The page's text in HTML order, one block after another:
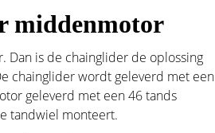
middenmotor
Dan is de chainglider de oplossing
chainglider wordt geleverd met een
geleverd met een 46 tands
tandwiel monteert.